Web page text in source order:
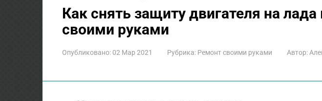
Как снять защиту двигателя на лада
своими руками
Опубликовано: 02 Мар 2021 Рубрика: Ремонт своими руками Автор: